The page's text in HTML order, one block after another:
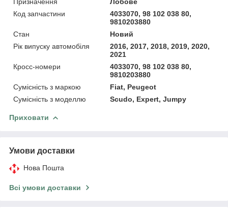
Код запчастини
4033070, 98 102 038 80,
9810203880
Стан
Новий
Рік випуску автомобіля
2016, 2017, 2018, 2019, 2020,
2021
Кросс-номери
4033070, 98 102 038 80,
9810203880
Сумісність з маркою
Fiat, Peugeot
Сумісність з моделлю
Scudo, Expert, Jumpy
Приховати
Умови доставки
Нова Пошта
Всі умови доставки